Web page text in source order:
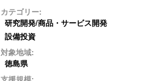
カテゴリー:
研究開発/商品・サービス開発
設備投資
対象地域:
徳島県